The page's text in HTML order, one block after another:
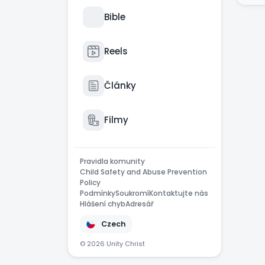
Bible
Reels
Články
Filmy
Pravidla komunity
Child Safety and Abuse Prevention
Policy
PodmínkySoukromíKontaktujte nás
Hlášení chybAdresář
Czech
© 2026 Unity Christ